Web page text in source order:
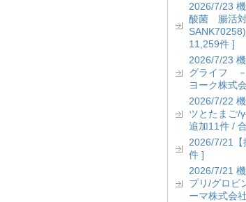
2026/7/23
酸菌 腸活対
11,259件 ]
2026/7/23
グライフ －
ヨーク株式
2026/7/22
ツとたまご/
追加11件 /
2026/7/21【
件 ]
2026/7/21
プリ/グロビ
ーマ株式会